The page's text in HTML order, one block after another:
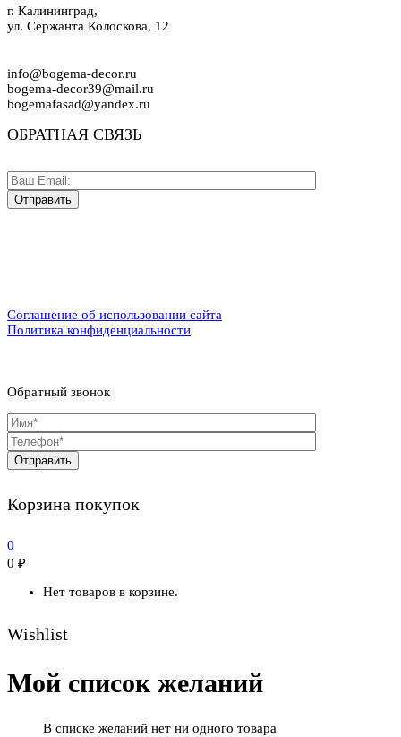
г. Калининград,
ул. Сержанта Колоскова, 12
info@bogema-decor.ru
bogema-decor39@mail.ru
bogemafasad@yandex.ru
ОБРАТНАЯ СВЯЗЬ
Соглашение об использовании сайта
Политика конфиденциальности
Обратный звонок
Корзина покупок
0
0 ₽
Нет товаров в корзине.
Wishlist
Мой список желаний
В списке желаний нет ни одного товара